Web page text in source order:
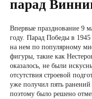
парад
Впервые празднование 9
году. Парад Победы в 1945
на нем по популярному
фигуры, такие как
оказалось, не были
отсутствия строевой
уже получил пять
поэтому было решено